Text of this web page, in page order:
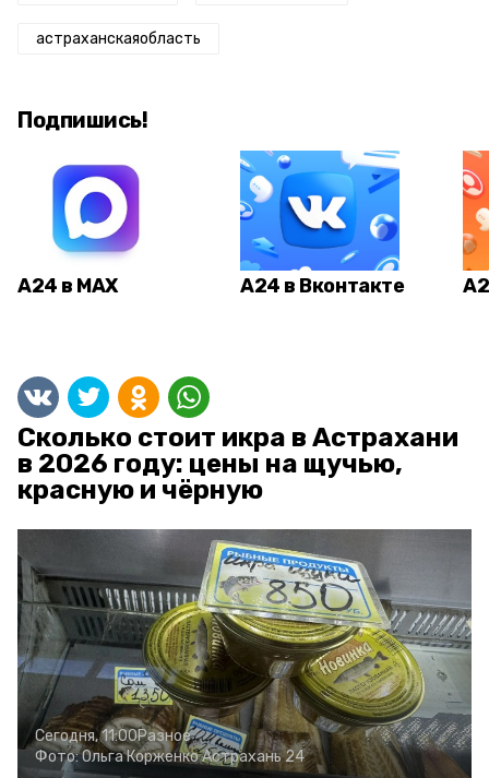
астраханскаяобласть
Подпишись!
А24 в MAX А24 в Вконтакте
Сколько стоит икра в Астрахани
в 2026 году: цены на щучью,
красную и чёрную
Сегодня, 11:00Разное
Фото:Ольга КорженкоАстрахань 24